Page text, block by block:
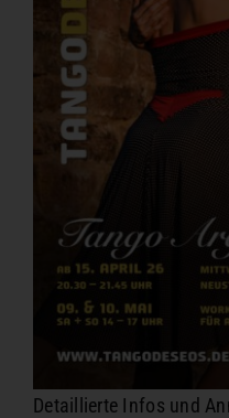
Detaillierte Infos und